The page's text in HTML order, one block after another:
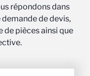
répondons dans
de devis,
de pièces ainsi que